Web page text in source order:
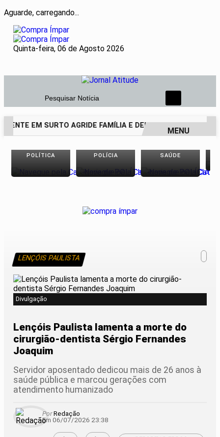
Aguarde, carregando...
Quinta-feira, 06 de Agosto 2026
Pesquisar Notícia
EM SURTO AGRIDE FAMÍLIA E DEIXA PAI DE 69 ANOS
EM ALTA
MENU
POLÍTICA POLÍCIA SAÚDE
LENÇÓIS PAULISTA
Divulgação
Lençóis Paulista lamenta a morte do
cirurgião-dentista Sérgio Fernandes
Joaquim
Servidor aposentado dedicou mais de 26 anos à
saúde pública e marcou gerações com
atendimento humanizado
PorRedação
Em 06/07/2026 23:38